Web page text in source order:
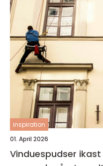
inspiration
01. April 2026
Vinduespudser ikast sådan får du skinnende